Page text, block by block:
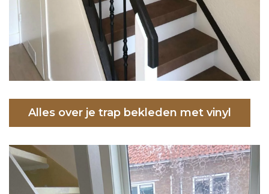
Alles over je trap bekleden met vinyl